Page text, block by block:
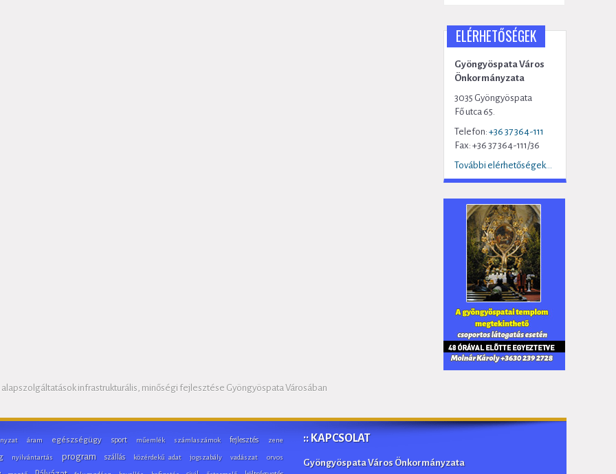
ELÉRHETŐSÉGEK
Gyöngyöspata Város
Önkormányzata
3035 Gyöngyöspata
Fő utca 65.
Telefon:+36 37 364-111
Fax: +36 37 364-111/36
További elérhetőségek...
alapszolgáltatások infrastrukturális, minőségi fejlesztése Gyöngyöspata Városában
áram egészségügy sport műemlék számlaszámok fejlesztés zene
nyilvántartás program szállás közérdekű adat jogszabály vadászat orvos
:: KAPCSOLAT
Gyöngyöspata Város Önkormányzata